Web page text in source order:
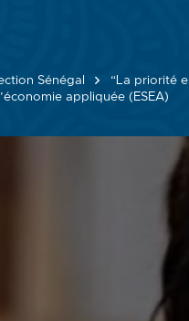
Sénégal
“La priorité
appliquée (ESEA)